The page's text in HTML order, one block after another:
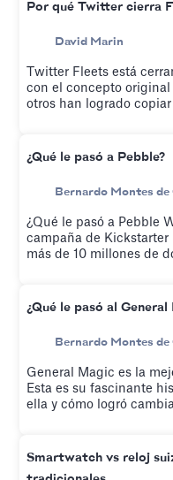
Por qué Twitter cierra
David Marin
Twitter Fleets está
con el concepto original
otros han logrado
¿Qué le pasó a Pebble?
Bernardo Montes de
¿Qué le pasó a Pebble
campaña de Kickstarter
más de 10 millones de
¿Qué le pasó al General
Bernardo Montes de
General Magic es la
Esta es su fascinante
ella y cómo logró
Smartwatch vs reloj